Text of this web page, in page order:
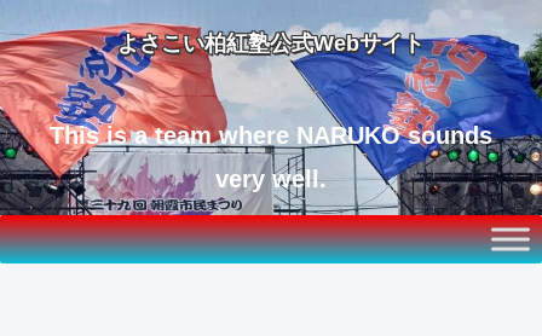
よさこい柏紅塾公式Webサイト
This is a team where NARUKO sounds
very well.